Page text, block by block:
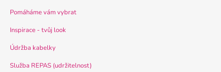
Pomáháme vám vybrat
Inspirace - tvůj look
Údržba kabelky
Služba REPAS (udržitelnost)